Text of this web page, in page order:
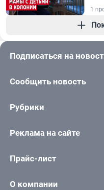
1
Подписаться на
Сообщить новость
Рубрики
Реклама на сайте
Прайс-лист
О компании